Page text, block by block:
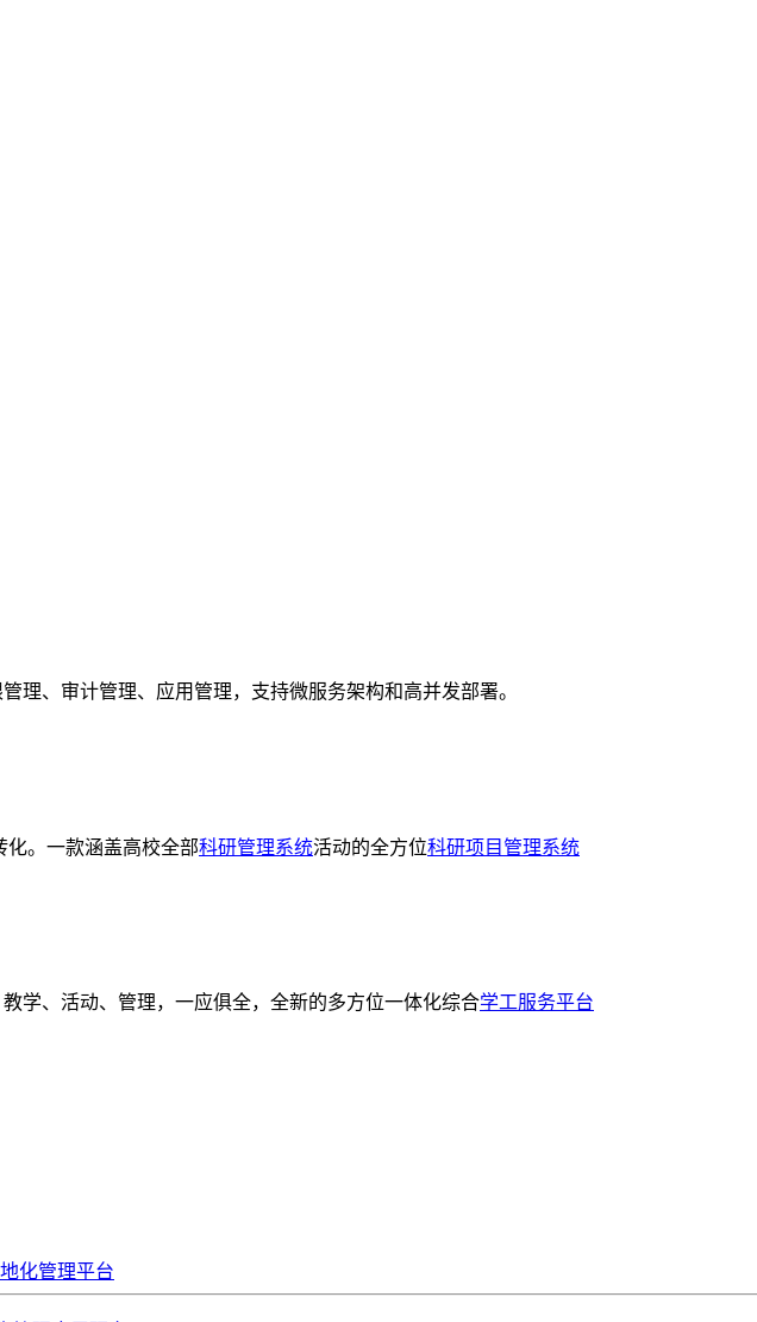
理、审计管理、应用管理，支持微服务架构和高并发部署。
化。一款涵盖高校全部科研管理系统活动的全方位科研项目管理系统
学、活动、管理，一应俱全，全新的多方位一体化综合学工服务平台
化管理平台